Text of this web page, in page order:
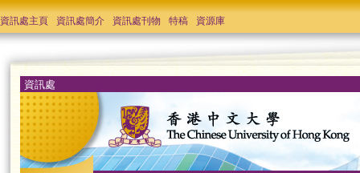
資訊處主頁 資訊處簡介 資訊處刊物 特稿 資源庫
資訊處